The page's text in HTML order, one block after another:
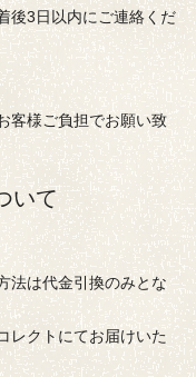
後3日以内にご連絡くだ
客様ご負担でお願い致
いて
法は代金引換のみとな
レクトにてお届けいた